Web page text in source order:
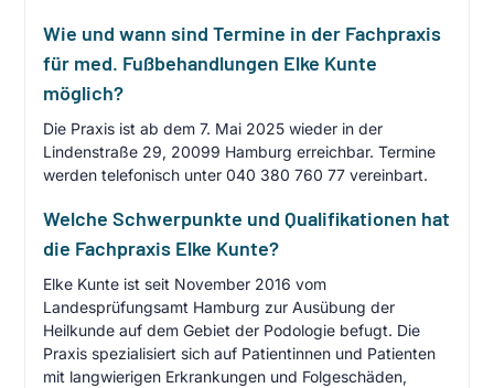
Wie und wann sind Termine in der Fachpraxis
für med. Fußbehandlungen Elke Kunte
möglich?
Die Praxis ist ab dem 7. Mai 2025 wieder in der
Lindenstraße 29, 20099 Hamburg erreichbar. Termine
werden telefonisch unter 040 380 760 77 vereinbart.
Welche Schwerpunkte und Qualifikationen hat
die Fachpraxis Elke Kunte?
Elke Kunte ist seit November 2016 vom
Landesprüfungsamt Hamburg zur Ausübung der
Heilkunde auf dem Gebiet der Podologie befugt. Die
Praxis spezialisiert sich auf Patientinnen und Patienten
mit langwierigen Erkrankungen und Folgeschäden,